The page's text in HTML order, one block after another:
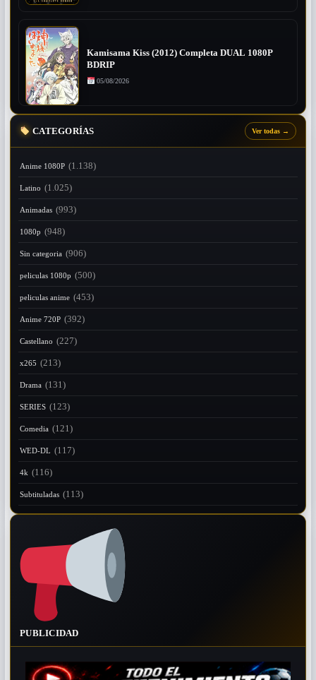
Kamisama Kiss (2012) Completa DUAL 1080P
BDRIP
05/08/2026
CATEGORÍAS Ver todas →
Anime 1080P (1.138)
Latino (1.025)
Animadas (993)
1080p (948)
Sin categoria (906)
peliculas 1080p (500)
peliculas anime (453)
Anime 720P (392)
Castellano (227)
x265 (213)
Drama (131)
SERIES (123)
Comedia (121)
WED-DL (117)
4k (116)
Subtituladas (113)
PUBLICIDAD